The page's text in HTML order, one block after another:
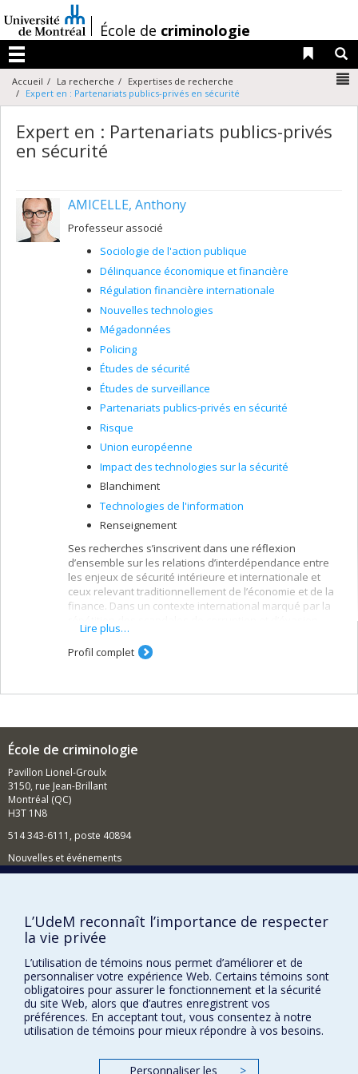
au
contenu
/École de criminologie
Menu
Liens
Accueil La recherche
Expertises de recherche
Expert en : Partenariats publics-privés en sécurité
Expert en : Partenariats publics-privés
en sécurité
AMICELLE, Anthony
Professeur associé
Sociologie de l'action publique
Délinquance économique et financière
Régulation financière internationale
Nouvelles technologies
Mégadonnées
Policing
Études de sécurité
Études de surveillance
Partenariats publics-privés en sécurité
Risque
Union européenne
Impact des technologies sur la sécurité
Blanchiment
Technologies de l'information
Renseignement
Ses recherches s’inscrivent dans une réflexion
d’ensemble sur les relations d’interdépendance entre
les enjeux de sécurité intérieure et internationale et
ceux relevant traditionnellement de l’économie et de la
finance. Dans un contexte international marqué par la
fiscale ainsi que par la prégnance des questions de
terrorisme, de son financement et du blanchiment d’«
argent sale » en général, ses travaux portent
économique et financière. À la lumière du policing des
enjeux de sécurité internationale et de mobilités
Lire plus…
Profil complet
École de criminologie
Pavillon Lionel-Groulx
3150, rue Jean-Brillant
Montréal (QC)
H3T 1N8
514 343-6111, poste 40894
Nouvelles et événements
BESOIN D'AIDE?
Plan du site
Signaler une erreur
Accessibilité
FACULTÉ DES ARTS ET DES SCIENCES
Nos centres d'études
L’UdeM reconnaît l’importance de respecter
la vie privée
L’utilisation de témoins nous permet d’améliorer et de
personnaliser votre expérience Web. Certains témoins sont
obligatoires pour assurer le fonctionnement et la sécurité
du site Web, alors que d’autres enregistrent vos
préférences. En acceptant tout, vous consentez à notre
utilisation de témoins pour mieux répondre à vos besoins.
Personnaliser les >